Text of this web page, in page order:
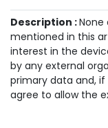
Description :
mentioned in this
interest in the
by any external
primary data and,
agree to allow the